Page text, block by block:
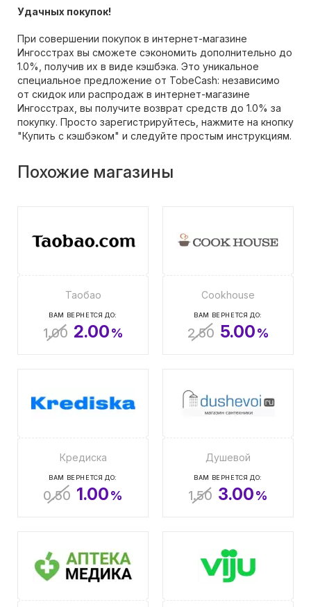
Удачных покупок!
При совершении покупок в интернет-магазине
Ингосстрах вы сможете сэкономить дополнительно до
1.0%, получив их в виде кэшбэка. Это уникальное
специальное предложение от TobeCash: независимо
от скидок или распродаж в интернет-магазине
Ингосстрах, вы получите возврат средств до 1.0% за
покупку. Просто зарегистрируйтесь, нажмите на кнопку
"Купить с кэшбэком" и следуйте простым инструкциям.
Похожие магазины
Таобао
ВАМ ВЕРНЕТСЯ ДО:
1.00 2.00%
Cookhouse
ВАМ ВЕРНЕТСЯ ДО:
2.50 5.00%
Кредиска
ВАМ ВЕРНЕТСЯ ДО:
0.50 1.00%
Душевой
ВАМ ВЕРНЕТСЯ ДО:
1.50 3.00%